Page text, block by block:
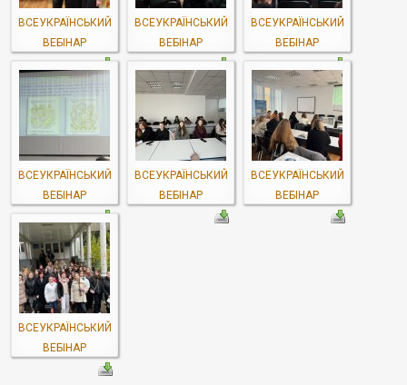
ВСЕУКРАЇНСЬКИЙ
ВЕБІНАР
ВСЕУКРАЇНСЬКИЙ
ВЕБІНАР
ВСЕУКРАЇНСЬКИЙ
ВЕБІНАР
ВСЕУКРАЇНСЬКИЙ
ВЕБІНАР
ВСЕУКРАЇНСЬКИЙ
ВЕБІНАР
ВСЕУКРАЇНСЬКИЙ
ВЕБІНАР
ВСЕУКРАЇНСЬКИЙ
ВЕБІНАР